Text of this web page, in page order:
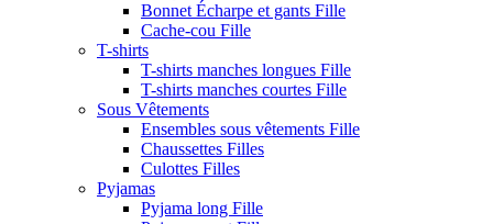
Bonnet Écharpe et gants Fille
Cache-cou Fille
T-shirts
T-shirts manches longues Fille
T-shirts manches courtes Fille
Sous Vêtements
Ensembles sous vêtements Fille
Chaussettes Filles
Culottes Filles
Pyjamas
Pyjama long Fille